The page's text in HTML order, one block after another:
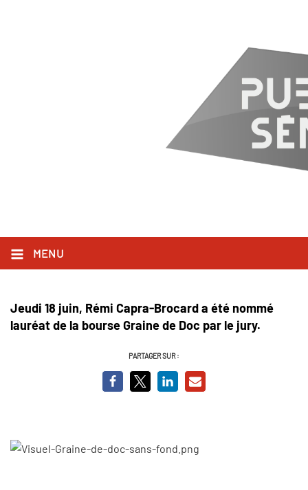
MENU
Rémi Capra-Brocard remporte
19 JUIN 2026
CORPORATE DOCUMENTAIRES
Jeudi 18 juin, Rémi Capra-Brocard a été nommé
lauréat de la bourse Graine de Doc par le jury.
PARTAGER SUR :